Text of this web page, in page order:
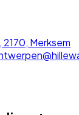
Merksem